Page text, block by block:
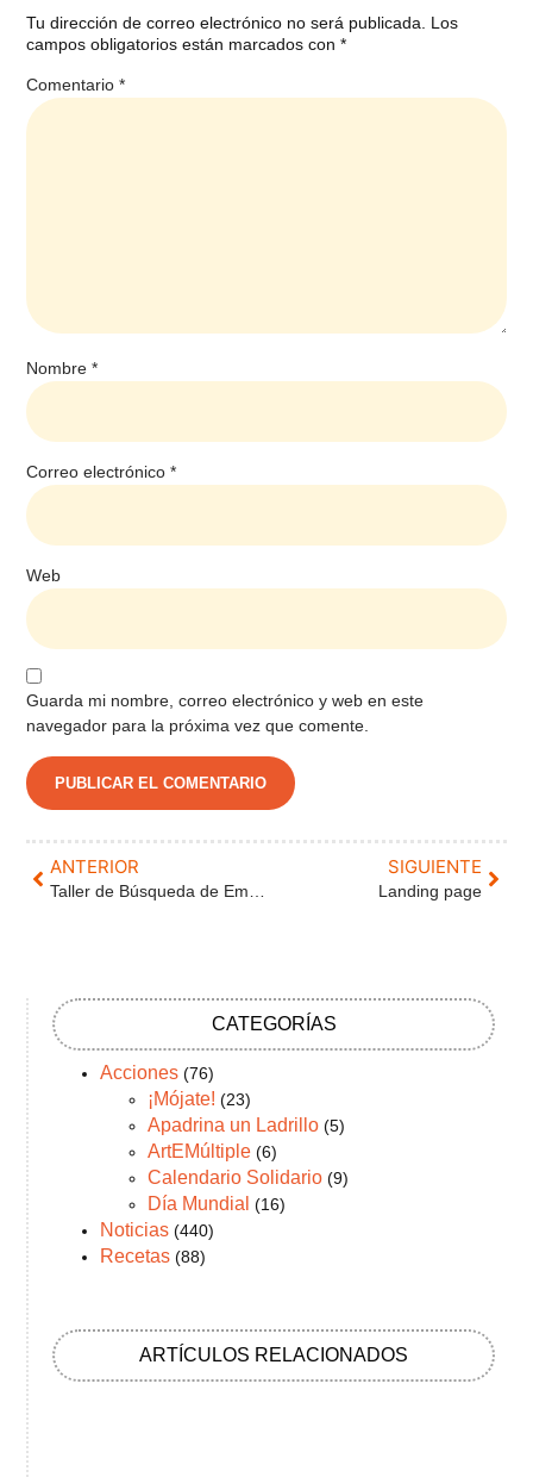
Tu dirección de correo electrónico no será publicada. Los
campos obligatorios están marcados con*
Comentario*
Nombre*
Correo electrónico*
Web
Guarda mi nombre, correo electrónico y web en este
navegador para la próxima vez que comente.
ANTERIOR SIGUIENTE
Landing page
CATEGORÍAS
Acciones (76)
¡Mójate! (23)
Apadrina un Ladrillo (5)
ArtEMúltiple (6)
Calendario Solidario (9)
Día Mundial (16)
Noticias (440)
Recetas (88)
ARTÍCULOS RELACIONADOS